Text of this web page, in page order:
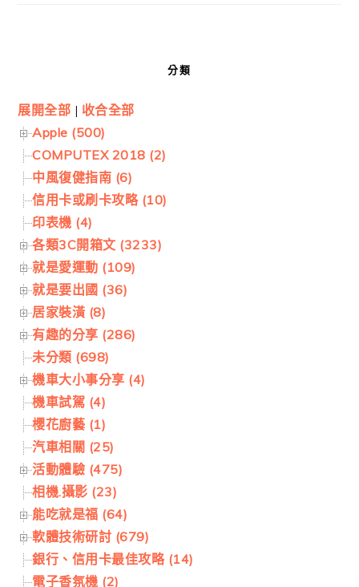
分類
展開全部 | 收合全部
Apple (500)
COMPUTEX 2018 (2)
中風復健指南 (6)
信用卡或刷卡攻略 (10)
印表機 (4)
各類3C開箱文 (3233)
就是愛運動 (109)
就是要出國 (36)
居家裝潢 (8)
有趣的分享 (286)
未分類 (698)
機車大小事分享 (4)
機車試駕 (4)
櫻花廚藝 (1)
汽車相關 (25)
活動體驗 (475)
相機.攝影 (23)
能吃就是福 (64)
軟體技術研討 (679)
銀行、信用卡最佳攻略 (14)
電子香氛機 (2)